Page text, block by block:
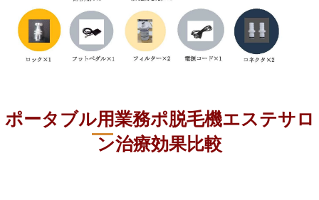
ポータブル用業務ポ脱毛機エステサロ
ン治療効果比較